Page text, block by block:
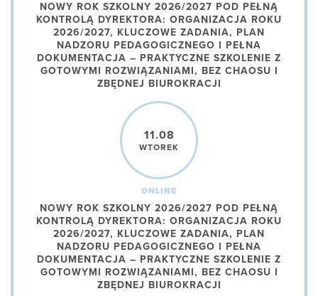
NOWY ROK SZKOLNY 2026/2027 POD PEŁNĄ
KONTROLĄ DYREKTORA: ORGANIZACJA ROKU
2026/2027, KLUCZOWE ZADANIA, PLAN
NADZORU PEDAGOGICZNEGO I PEŁNA
DOKUMENTACJA – PRAKTYCZNE SZKOLENIE Z
GOTOWYMI ROZWIĄZANIAMI, BEZ CHAOSU I
ZBĘDNEJ BIUROKRACJI
11.08
WTOREK
ONLINE
NOWY ROK SZKOLNY 2026/2027 POD PEŁNĄ
KONTROLĄ DYREKTORA: ORGANIZACJA ROKU
2026/2027, KLUCZOWE ZADANIA, PLAN
NADZORU PEDAGOGICZNEGO I PEŁNA
DOKUMENTACJA – PRAKTYCZNE SZKOLENIE Z
GOTOWYMI ROZWIĄZANIAMI, BEZ CHAOSU I
ZBĘDNEJ BIUROKRACJI